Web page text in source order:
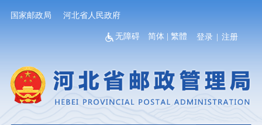
国家邮政局 河北省人民政府
无障碍 简体 |繁體 登录 注册